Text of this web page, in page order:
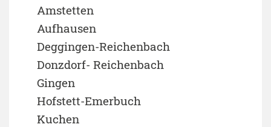
Amstetten
Aufhausen
Deggingen-Reichenbach
Donzdorf- Reichenbach
Gingen
Hofstett-Emerbuch
Kuchen